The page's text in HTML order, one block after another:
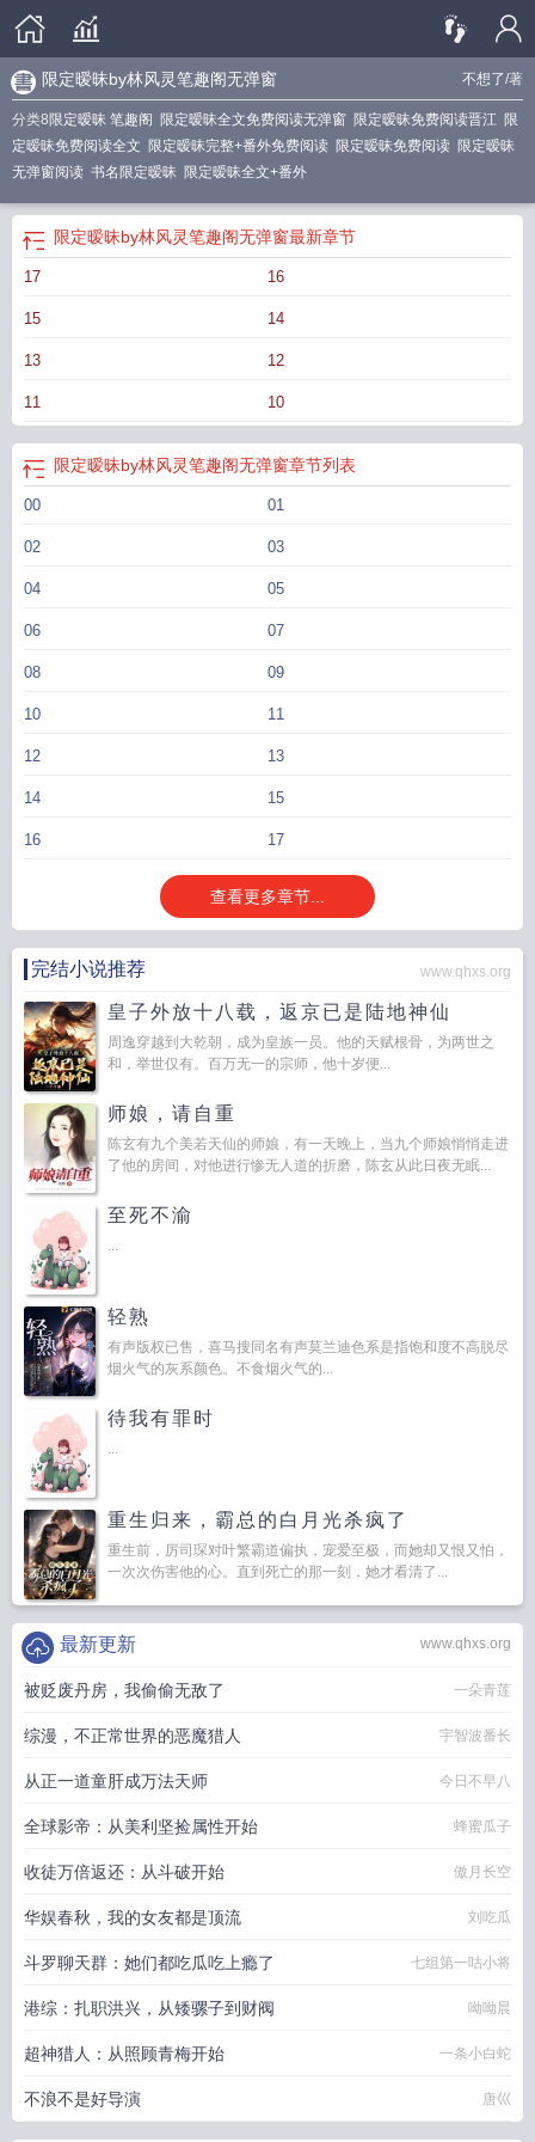
不想了/著
限定暧昧by林风灵笔趣阁无弹窗
分类8 限定暧昧 笔趣阁 限定暧昧全文免费阅读无弹窗 限定暧昧免费阅读晋江
限
定暧昧免费阅读全文
限定暧昧完整+番外免费阅读 限定暧昧免费阅读 限定暧昧
无弹窗阅读 书名限定暧昧 限定暧昧全文+番外
限定暧昧by林风灵笔趣阁无弹窗最新章节
17 16
15 14
13 12
11 10
限定暧昧by林风灵笔趣阁无弹窗章节列表
00 01
02 03
04 05
06 07
08 09
10 11
12 13
14 15
16 17
查看更多章节...
完结小说推荐 www.qhxs.org
皇子外放十八载，返京已是陆地神仙
周逸穿越到大乾朝，成为皇族一员。他的天赋根骨，为两世之
和，举世仅有。百万无一的宗师，他十岁便...
师娘，请自重
陈玄有九个美若天仙的师娘，有一天晚上，当九个师娘悄悄走进
了他的房间，对他进行惨无人道的折磨，陈玄从此日夜无眠...
至死不渝
...
轻熟
有声版权已售，喜马搜同名有声莫兰迪色系是指饱和度不高脱尽
烟火气的灰系颜色。不食烟火气的...
待我有罪时
...
重生归来，霸总的白月光杀疯了
重生前，厉司琛对叶繁霸道偏执，宠爱至极，而她却又恨又怕，
一次次伤害他的心。直到死亡的那一刻，她才看清了...
www.qhxs.org
最新更新
被贬废丹房，我偷偷无敌了 一朵青莲
综漫，不正常世界的恶魔猎人 宇智波番长
从正一道童肝成万法天师 今日不早八
全球影帝：从美利坚捡属性开始 蜂蜜瓜子
收徒万倍返还：从斗破开始 傲月长空
华娱春秋，我的女友都是顶流 刘吃瓜
斗罗聊天群：她们都吃瓜吃上瘾了 七组第一咕小将
港综：扎职洪兴，从矮骡子到财阀 呦呦晨
超神猎人：从照顾青梅开始 一条小白蛇
不浪不是好导演 唐巛